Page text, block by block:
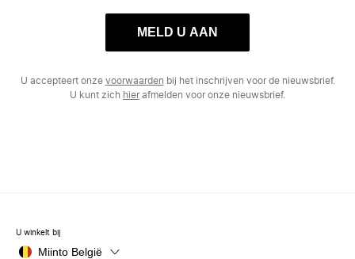
MELD U AAN
U accepteert onze voorwaarden bij het inschrijven voor de nieuwsbrief.
U kunt zich hierafmelden voor onze nieuwsbrief.
U winkelt bij
Miinto België